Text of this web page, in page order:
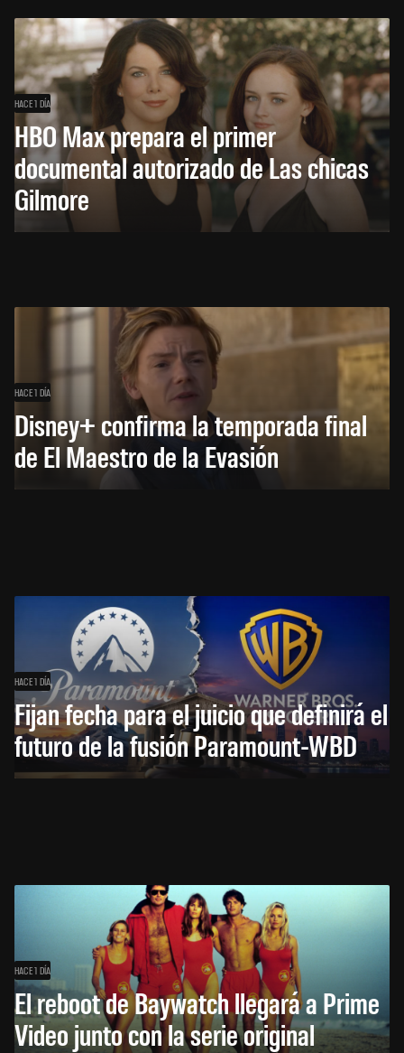
HACE 1 DÍA
HBO Max prepara el primer
documental autorizado de Las chicas
Gilmore
HACE 1 DÍA
Disney+ confirma la temporada final
de El Maestro de la Evasión
HACE 1 DÍA
Fijan fecha para el juicio que definirá el
futuro de la fusión Paramount-WBD
HACE 1 DÍA
El reboot de Baywatch llegará a Prime
Video junto con la serie original